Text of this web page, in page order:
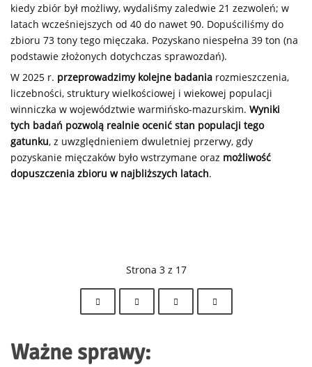
kiedy zbiór był możliwy, wydaliśmy zaledwie 21 zezwoleń; w
latach wcześniejszych od 40 do nawet 90. Dopuściliśmy do
zbioru 73 tony tego mięczaka. Pozyskano niespełna 39 ton (na
podstawie złożonych dotychczas sprawozdań).
W 2025 r. przeprowadzimy kolejne badania rozmieszczenia,
liczebności, struktury wielkościowej i wiekowej populacji
winniczka w województwie warmińsko-mazurskim. Wyniki
tych badań pozwolą realnie ocenić stan populacji tego
gatunku, z uwzględnieniem dwuletniej przerwy, gdy
pozyskanie mięczaków było wstrzymane oraz możliwość
dopuszczenia zbioru w najbliższych latach.
Strona 3 z 17
Ważne sprawy: